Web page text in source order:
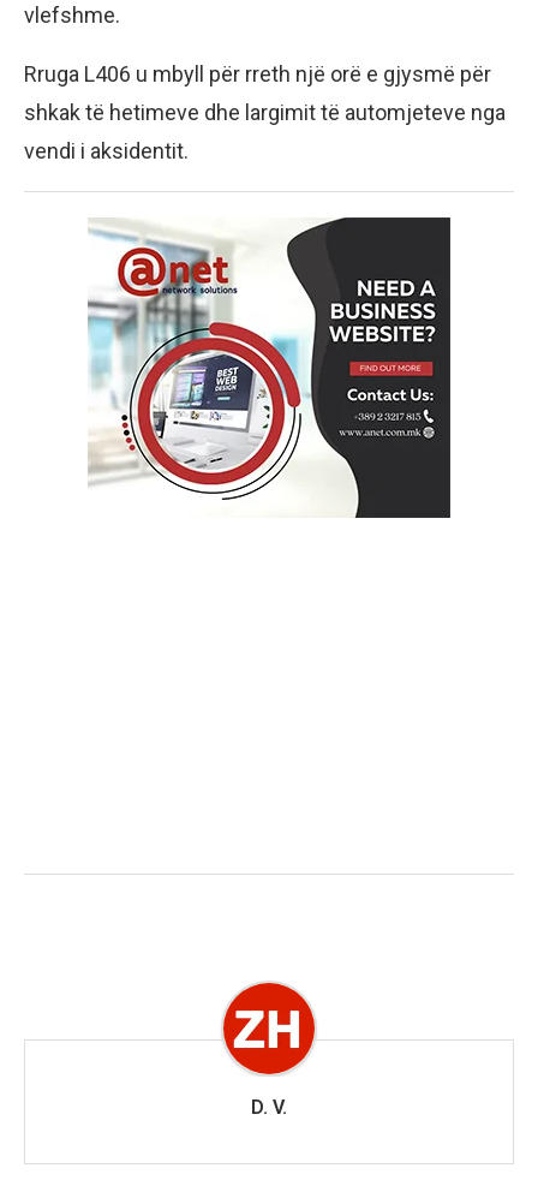
vlefshme.
Rruga L406 u mbyll për rreth një orë e gjysmë për
shkak të hetimeve dhe largimit të automjeteve nga
vendi i aksidentit.
D. V.